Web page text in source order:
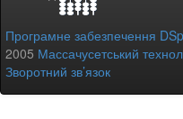
Програмне забезпечення
2005 Массачусетський
Зворотний зв’язок